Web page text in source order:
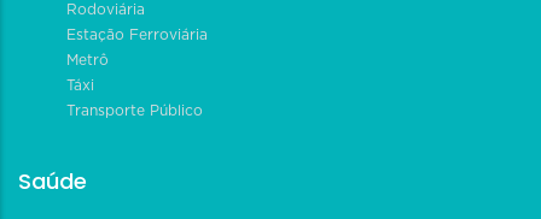
Rodoviária
Estação Ferroviária
Metrô
Táxi
Transporte Público
Saúde